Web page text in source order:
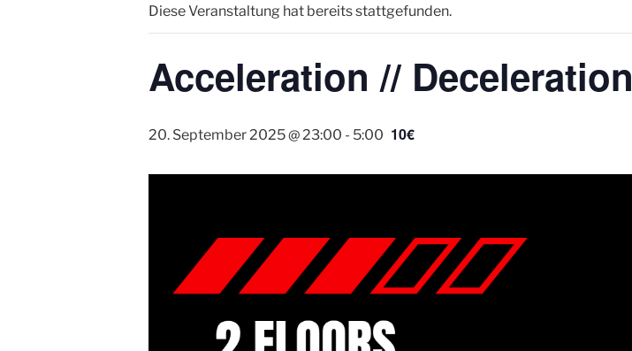
Diese Veranstaltung hat bereits stattgefunden.
Acceleration // Deceleration
20. September 2025 @ 23:00 - 5:00 10€